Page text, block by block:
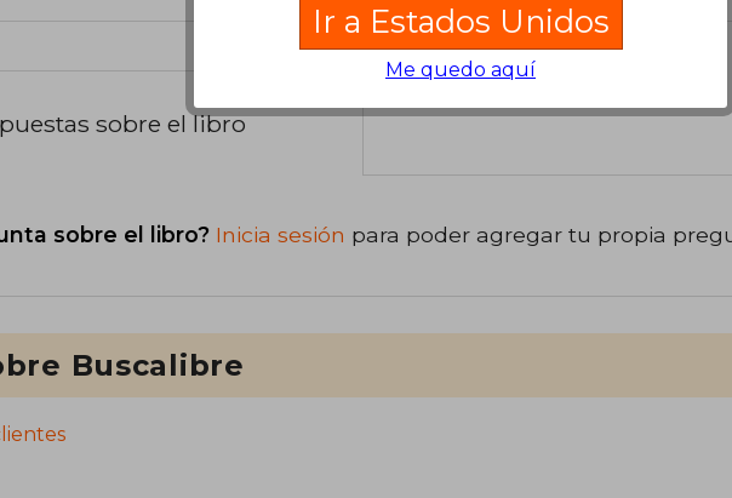
sobre el libro
sobre el libro? Inicia sesión para poder agregar tu propia
Buscalibre
Ir a Estados Unidos
Me quedo aquí